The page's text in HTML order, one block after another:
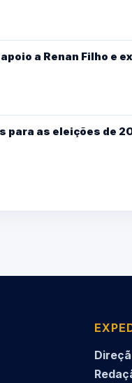
a Renan Filho e
as eleições de